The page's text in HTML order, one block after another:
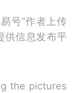
号”作者上传
供信息发布平
the pictures